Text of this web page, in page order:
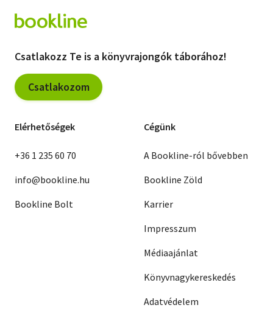
Csatlakozz Te is a könyvrajongók táborához!
Csatlakozom
Elérhetőségek
+36 1 235 60 70
info@bookline.hu
Bookline Bolt
Cégünk
A Bookline-ról bővebben
Bookline Zöld
Karrier
Impresszum
Médiaajánlat
Könyvnagykereskedés
Adatvédelem